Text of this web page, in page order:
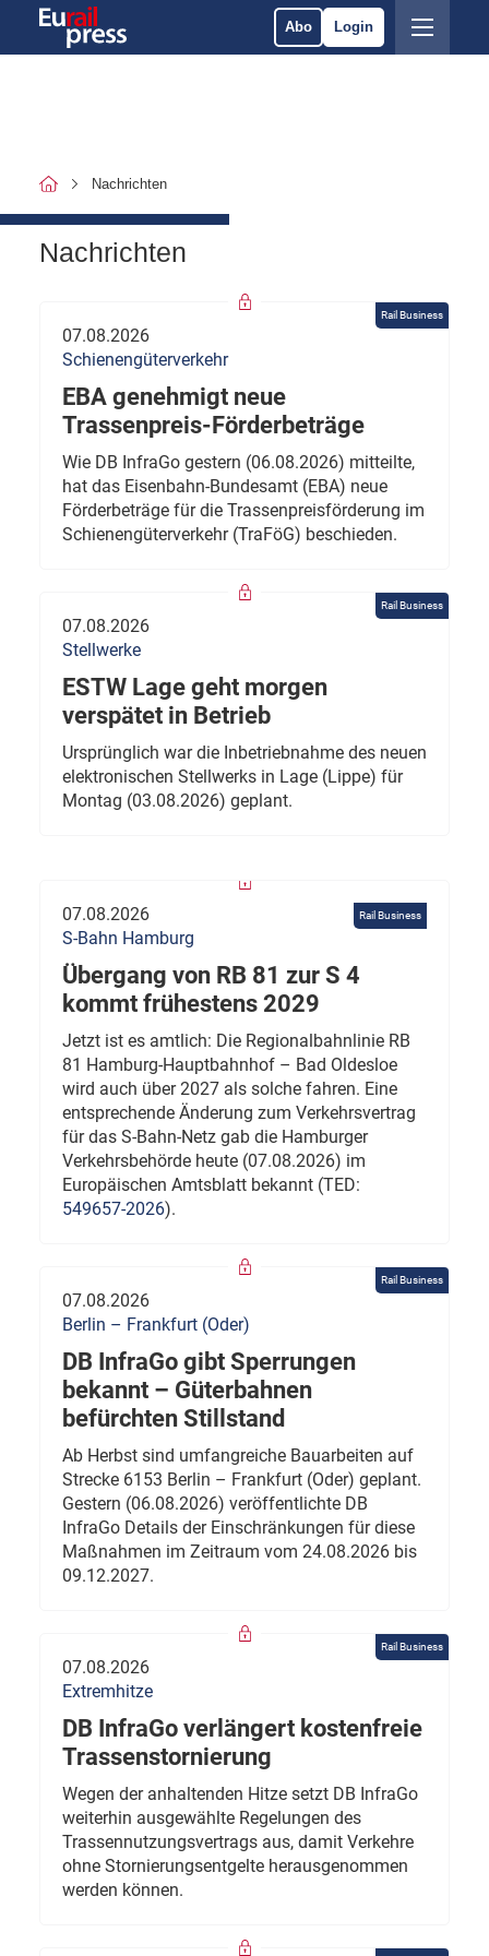
Abo Login
Nachrichten
Nachrichten
Rail Business
07.08.2026
Schienengüterverkehr
EBA genehmigt neue
Trassenpreis-Förderbeträge
Wie DB InfraGo gestern (06.08.2026) mitteilte,
hat das Eisenbahn-Bundesamt (EBA) neue
Förderbeträge für die Trassenpreisförderung im
Schienengüterverkehr (TraFöG) beschieden.
Rail Business
07.08.2026
Stellwerke
ESTW Lage geht morgen
verspätet in Betrieb
Ursprünglich war die Inbetriebnahme des neuen
elektronischen Stellwerks in Lage (Lippe) für
Montag (03.08.2026) geplant.
Rail Business
07.08.2026
S-Bahn Hamburg
Übergang von RB 81 zur S 4
kommt frühestens 2029
Jetzt ist es amtlich: Die Regionalbahnlinie RB
81 Hamburg-Hauptbahnhof – Bad Oldesloe
wird auch über 2027 als solche fahren. Eine
entsprechende Änderung zum Verkehrsvertrag
für das S-Bahn-Netz gab die Hamburger
Verkehrsbehörde heute (07.08.2026) im
Europäischen Amtsblatt bekannt (TED:
549657-2026).
Rail Business
07.08.2026
Berlin – Frankfurt (Oder)
DB InfraGo gibt Sperrungen
bekannt – Güterbahnen
befürchten Stillstand
Ab Herbst sind umfangreiche Bauarbeiten auf
Strecke 6153 Berlin – Frankfurt (Oder) geplant.
Gestern (06.08.2026) veröffentlichte DB
InfraGo Details der Einschränkungen für diese
Maßnahmen im Zeitraum vom 24.08.2026 bis
09.12.2027.
Rail Business
07.08.2026
Extremhitze
DB InfraGo verlängert kostenfreie
Trassenstornierung
Wegen der anhaltenden Hitze setzt DB InfraGo
weiterhin ausgewählte Regelungen des
Trassennutzungsvertrags aus, damit Verkehre
ohne Stornierungsentgelte herausgenommen
werden können.